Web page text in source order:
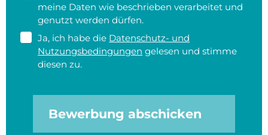
meine Daten wie beschrieben verarbeitet und
genutzt werden dürfen.
Ja, ich habe die Datenschutz- und
Nutzungsbedingungen gelesen und stimme
diesen zu.
Bewerbung abschicken